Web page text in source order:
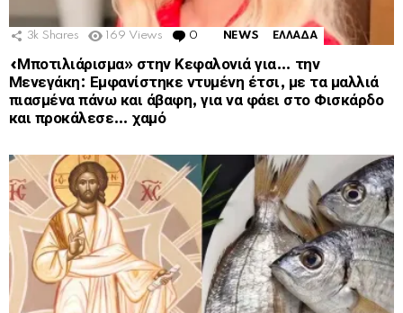
3k Shares 169 Views 0 Comments
NEWS ΕΛΛΑΔΑ
«Μποτιλιάρισμα» στην Κεφαλονιά για… την
Μενεγάκη: Εμφανίστηκε ντυμένη έτσι, με τα μαλλιά
πιασμένα πάνω και άβαφη, για να φάει στο Φισκάρδο
και προκάλεσε… χαμό